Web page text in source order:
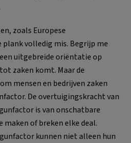
zoals Europese
plank volledig mis. Begrijp me
uitgebreide oriëntatie op
zaken komt. Maar de
mensen en bedrijven zaken
De overtuigingskracht van
is van onschatbare
maken of breken elke deal.
kunnen niet alleen hun